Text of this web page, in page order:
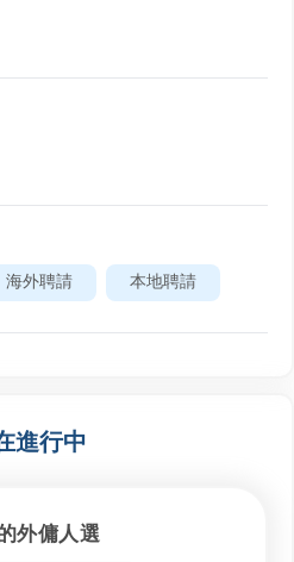
海外聘請 本地聘請
進行中
外傭人選